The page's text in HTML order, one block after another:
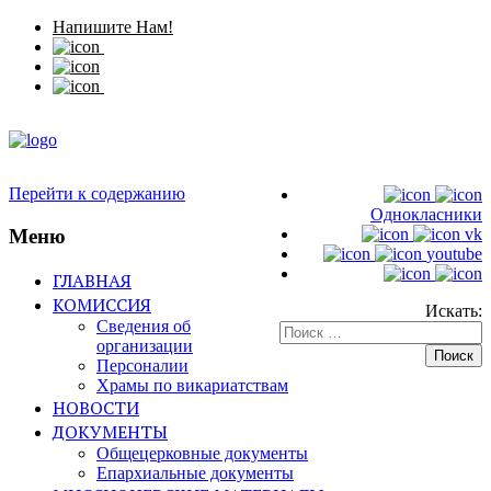
Напишите Нам!
Однокласники
vk
youtube
Искать:
Перейти к содержанию
Меню
ГЛАВНАЯ
КОМИССИЯ
Сведения об
организации
Персоналии
Храмы по викариатствам
НОВОСТИ
ДОКУМЕНТЫ
Общецерковные документы
Епархиальные документы